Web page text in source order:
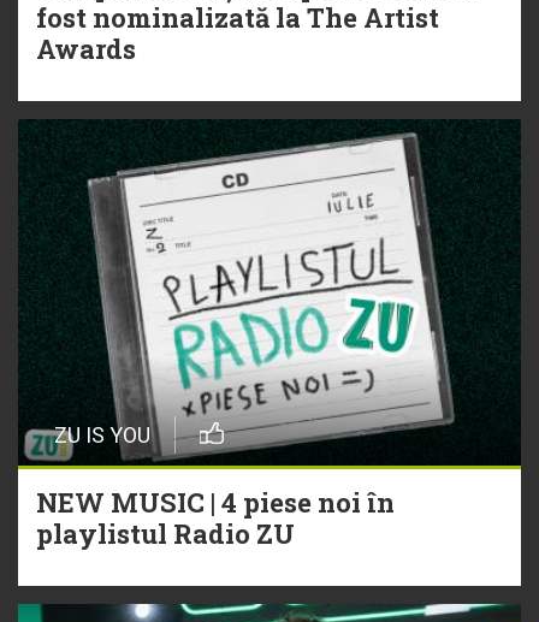
fost nominalizată la The Artist
Awards
ZU IS YOU
NEW MUSIC | 4 piese noi în
playlistul Radio ZU